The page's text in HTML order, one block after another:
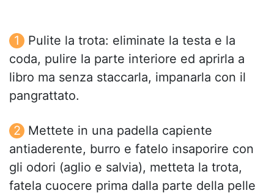
Pulite la trota: eliminate la testa e la
coda, pulire la parte interiore ed aprirla a
libro ma senza staccarla, impanarla con il
pangrattato.
Mettete in una padella capiente
antiaderente, burro e fatelo insaporire con
gli odori (aglio e salvia), metteta la trota,
fatela cuocere prima dalla parte della pelle